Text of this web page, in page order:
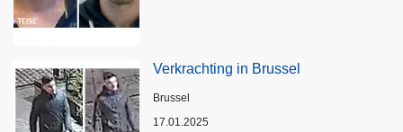
Verkrachting in Brussel
Plaats
Brussel
17.01.2025